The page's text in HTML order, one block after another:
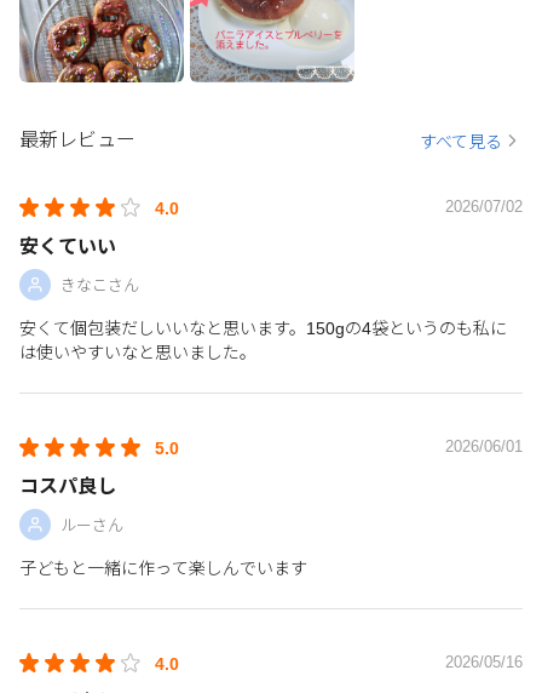
最新レビュー すべて見る
4.0 2026/07/02
安くていい
きなこさん
安くて個包装だしいいなと思います。150gの4袋というのも私に
は使いやすいなと思いました。
5.0 2026/06/01
コスパ良し
ルーさん
子どもと一緒に作って楽しんでいます
4.0 2026/05/16